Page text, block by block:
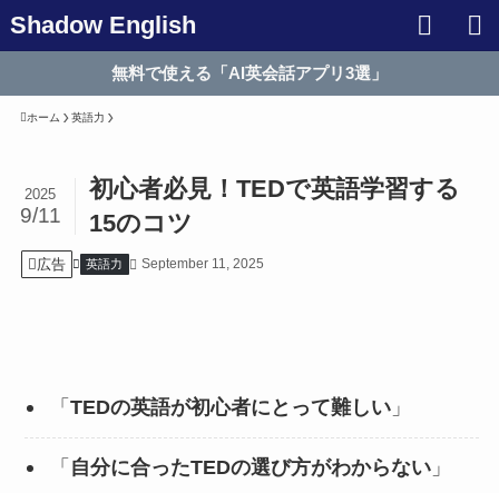
Shadow English
無料で使える「AI英会話アプリ3選」
ホーム 英語力
初心者必見！TEDで英語学習する
15のコツ
2025
9/11
広告 英語力 September 11, 2025
「 TEDの英語が初心者にとって難しい」
「 自分に合ったTEDの選び方がわからない」